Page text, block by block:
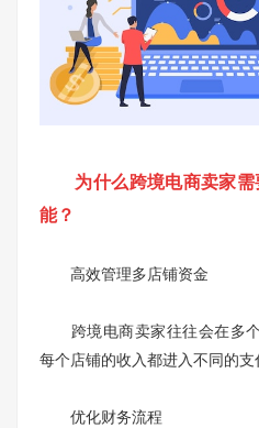
为什么跨境电商卖家需
能？
高效管理多店铺资金
跨境电商卖家往往会在多个
每个店铺的收入都进入不同的支
优化财务流程